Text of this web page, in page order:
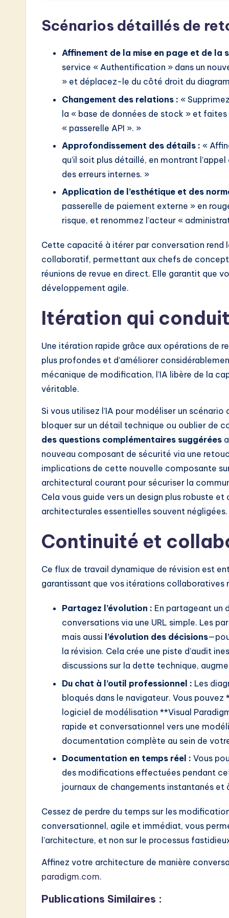
Scénarios détaillés de
Affinement de la mise en page et de la
service « Authentification » dans un
» et déplacez-le du côté droit du
Changement des relations : «
la « base de données de stock » et
« passerelle API ». »
Approfondissement des détails : «
qu’il soit plus détaillé, en montrant
des erreurs internes. »
Application de l’esthétique et des
passerelle de paiement externe » en
risque, et renommez l’acteur «
Cette capacité à itérer par conversation rend
collaboratif, permettant aux chefs de
réunions de revue en direct. Elle garantit que
développement agile.
Itération qui
Une itération rapide grâce aux opérations de
plus profondes et d’améliorer
mécanique de modification, l’IA libère de la
véritable.
Si vous utilisez l’IA pour modéliser un
bloquer sur un détail technique ou oublier de
des questions complémentaires suggérées
nouveau composant de sécurité via une
implications de cette nouvelle composante
architectural courant pour sécuriser la
Cela vous guide vers un design plus robuste
architecturales essentielles souvent négligées.
Continuité et
Ce flux de travail dynamique de révision est
garantissant que vos itérations collaboratives
Partagez l’évolution : En partageant un
conversations via une URL simple. Les
mais aussi l’évolution des décisions
la révision. Cela crée une piste d’audit
discussions sur la dette technique,
Du chat à l’outil professionnel : Les
bloqués dans le navigateur. Vous
logiciel de modélisation **Visual
rapide et conversationnel vers une
documentation complète au sein de
Documentation en temps réel : Vous
des modifications effectuées pendant
journaux de changements instantanés et
Cessez de perdre du temps sur les
conversationnel, agile et immédiat, vous
l’architecture, et non sur le processus
Affinez votre architecture de manière
paradigm.com.
Publications Similaires :